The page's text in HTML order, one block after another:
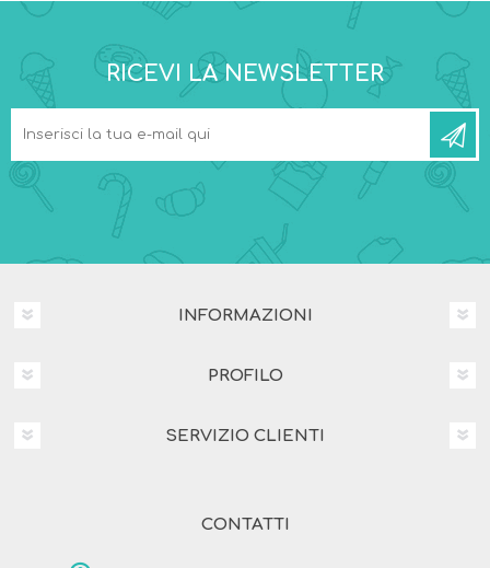
RICEVI LA NEWSLETTER
INFORMAZIONI
PROFILO
SERVIZIO CLIENTI
CONTATTI